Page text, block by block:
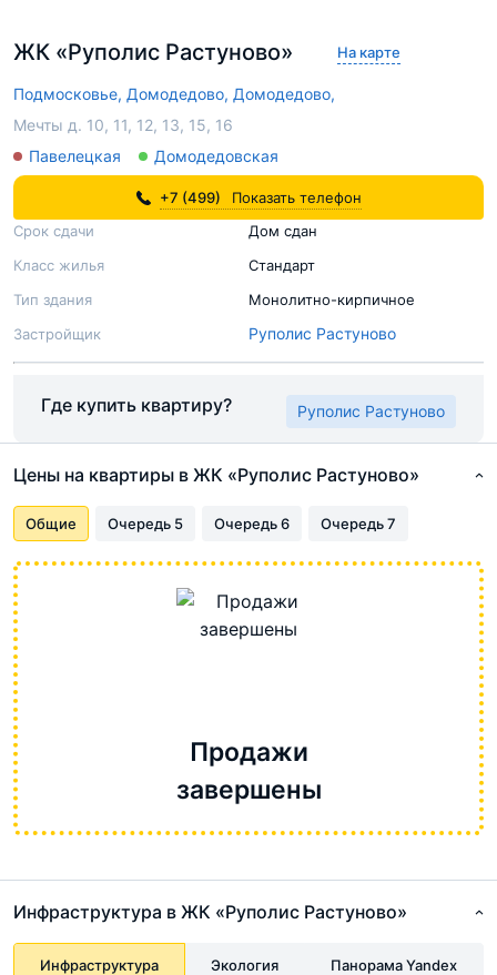
ЖК «Руполис Растуново» На карте
Подмосковье, Домодедово, Домодедово,
Мечты д. 10, 11, 12, 13, 15, 16
Павелецкая
Домодедовская
Срок сдачи
Дом сдан
Класс жилья
Стандарт
Тип здания
Монолитно-кирпичное
Застройщик
Руполис Растуново
+7 (499) Показать телефон
Где купить квартиру? Руполис Растуново
Цены на квартиры в ЖК «Руполис Растуново»
Общие Очередь 5 Очередь 6 Очередь 7
Продажи
завершены
Инфраструктура в ЖК «Руполис Растуново»
Инфраструктура Экология Панорама Yandex